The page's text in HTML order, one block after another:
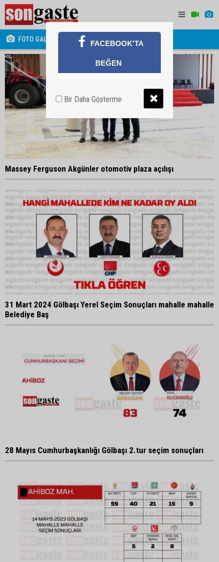
FOTO GALERİ
Massey Ferguson Akgünler otomotiv plaza açılışı
31 Mart 2024 Gölbaşı Yerel Seçim Sonuçları mahalle mahalle
Belediye Baş
28 Mayıs Cumhurbaşkanlığı Gölbaşı 2.tur seçim sonuçları
FACEBOOK'TA
BEĞEN
Bir Daha Gösterme